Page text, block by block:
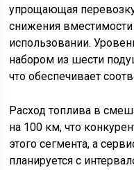
упрощающая
снижения
использовании.
набором из шести
что обеспечивает
Расход топлива в
на 100 км, что
этого сегмента, а
планируется с